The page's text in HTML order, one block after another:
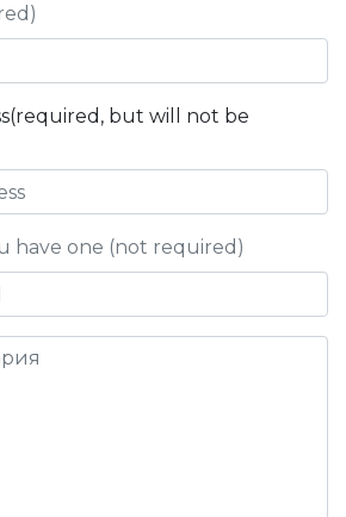
but will not be
have one (not required)